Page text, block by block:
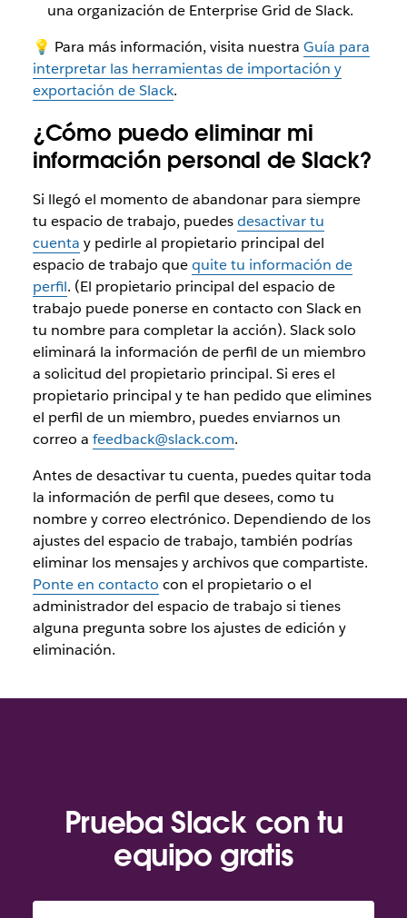
una organización de Enterprise Grid de Slack.
💡 Para más información, visita nuestra Guía para
interpretar las herramientas de importación y
exportación de Slack.
¿Cómo puedo eliminar mi
información personal de Slack?
Si llegó el momento de abandonar para siempre
tu espacio de trabajo, puedesdesactivar tu
cuenta y pedirle al propietario principal del
espacio de trabajo quequite tu información de
perfil. (El propietario principal del espacio de
trabajo puede ponerse en contacto con Slack en
tu nombre para completar la acción). Slack solo
eliminará la información de perfil de un miembro
a solicitud del propietario principal. Si eres el
propietario principal y te han pedido que elimines
el perfil de un miembro, puedes enviarnos un
correo a feedback@slack.com.
Antes de desactivar tu cuenta, puedes quitar toda
la información de perfil que desees, como tu
nombre y correo electrónico. Dependiendo de los
ajustes del espacio de trabajo, también podrías
eliminar los mensajes y archivos que compartiste.
Ponte en contacto con el propietario o el
administrador del espacio de trabajo si tienes
alguna pregunta sobre los ajustes de edición y
eliminación.
Prueba Slack con tu
equipo gratis